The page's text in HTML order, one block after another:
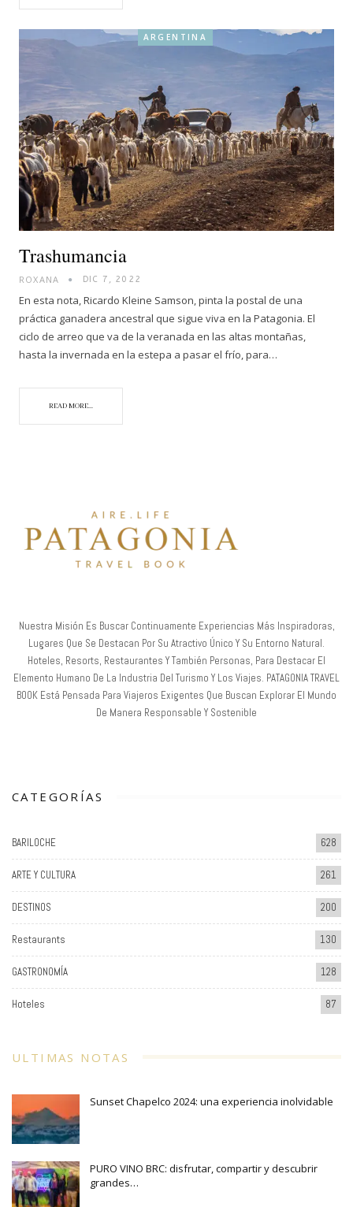
ARGENTINA
Trashumancia
ROXANA DIC 7, 2022
En esta nota, Ricardo Kleine Samson, pinta la postal de una
práctica ganadera ancestral que sigue viva en la Patagonia. El
ciclo de arreo que va de la veranada en las altas montañas,
hasta la invernada en la estepa a pasar el frío, para…
READ MORE...
Nuestra Misión Es Buscar Continuamente Experiencias Más Inspiradoras,
Lugares Que Se Destacan Por Su Atractivo Único Y Su Entorno Natural.
Hoteles, Resorts, Restaurantes Y También Personas, Para Destacar El
Elemento Humano De La Industria Del Turismo Y Los Viajes. PATAGONIA TRAVEL
BOOK Está Pensada Para Viajeros Exigentes Que Buscan Explorar El Mundo
De Manera Responsable Y Sostenible
CATEGORÍAS
BARILOCHE 628
ARTE Y CULTURA 261
DESTINOS 200
Restaurants 130
GASTRONOMÍA 128
Hoteles 87
ULTIMAS NOTAS
Sunset Chapelco 2024: una experiencia inolvidable
PURO VINO BRC: disfrutar, compartir y descubrir
grandes…